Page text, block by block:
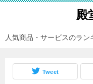
殿
人気商品・サービスのラン
Tweet